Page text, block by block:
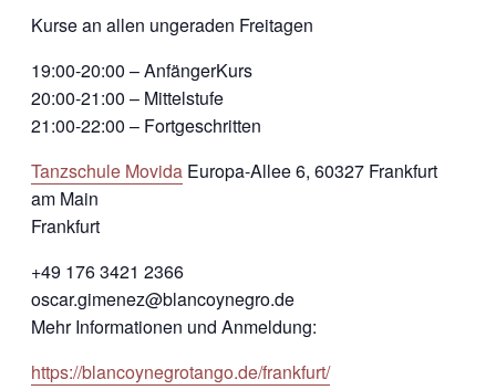
Kurse an allen ungeraden Freitagen
19:00-20:00 – AnfängerKurs
20:00-21:00 – Mittelstufe
21:00-22:00 – Fortgeschritten
Tanzschule Movida Europa-Allee 6, 60327 Frankfurt
am Main
Frankfurt
+49 176 3421 2366
oscar.gimenez@blancoynegro.de
Mehr Informationen und Anmeldung:
https://blancoynegrotango.de/frankfurt/